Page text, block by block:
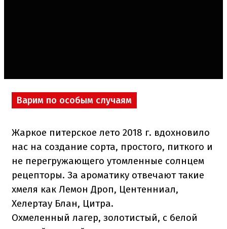
Варим по особым случаям
Жаркое питерское лето 2018 г. вдохновило
нас на создание сорта, простого, питкого и
не перегружающего утомленные солнцем
рецепторы. За ароматику отвечают такие
хмеля как Лемон Дроп, Центенниал,
Хелертау Блан, Цитра.
Охмеленный лагер, золотистый, с белой